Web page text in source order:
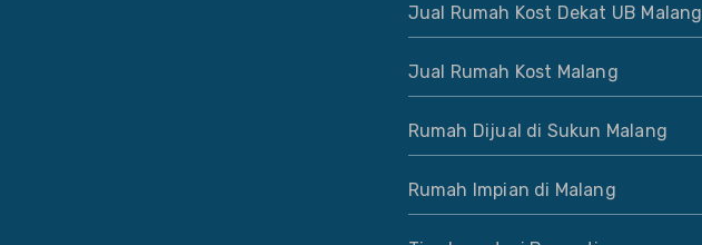
Jual Rumah Kost Dekat UB Malang
Jual Rumah Kost Malang
Rumah Dijual di Sukun Malang
Rumah Impian di Malang